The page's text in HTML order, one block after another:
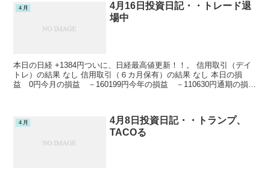
４月
4月16日投資日記・・トレード退
場中
本日の日経 +1384円ついに、日経最高値更新！！。 信用取引（デイ
トレ）の結果 なし 信用取引（６カ月保有）の結果 なし 本日の損
益 0円今月の損益 －160199円今年の損益 －110630円通期の損
４月
4月8日投資日記・・トランプ、
TACOる